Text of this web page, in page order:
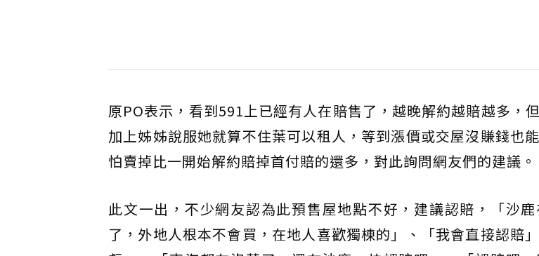
原PO表示，看到591上已經有人在賠售了，越晚解約越賠越多，
加上姊姊說服她就算不住葉可以租人，等到漲價或交屋沒賺錢也
怕賣掉比一開始解約賠掉首付賠的還多，對此詢問網友們的建議。
此文一出，不少網友認為此預售屋地點不好，建議認賠，「沙
了，外地人根本不會買，在地人喜歡獨棟的」、「我會直接認賠